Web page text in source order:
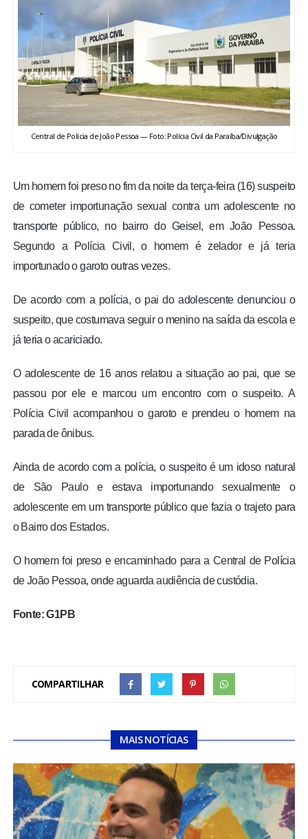
ENTRETENIMENTO
ENQUETE
TV LPB
Central de Polícia de João Pessoa — Foto: Polícia Civil da Paraíba/Divulgação
Um homem foi preso no fim da noite da terça-feira (16) suspeito
de cometer importunação sexual contra um adolescente no
transporte público, no bairro do Geisel, em João Pessoa.
Segundo a Polícia Civil, o homem é zelador e já teria
importunado o garoto outras vezes.
De acordo com a polícia, o pai do adolescente denunciou o
suspeito, que costumava seguir o menino na saída da escola e
já teria o acariciado.
O adolescente de 16 anos relatou a situação ao pai, que se
passou por ele e marcou um encontro com o suspeito. A
Polícia Civil acompanhou o garoto e prendeu o homem na
parada de ônibus.
Ainda de acordo com a polícia, o suspeito é um idoso natural
de São Paulo e estava importunando sexualmente o
adolescente em um transporte público que fazia o trajeto para
o Bairro dos Estados.
O homem foi preso e encaminhado para a Central de Polícia
de João Pessoa, onde aguarda audiência de custódia.
Fonte: G1PB
COMPARTILHAR
MAIS NOTÍCIAS